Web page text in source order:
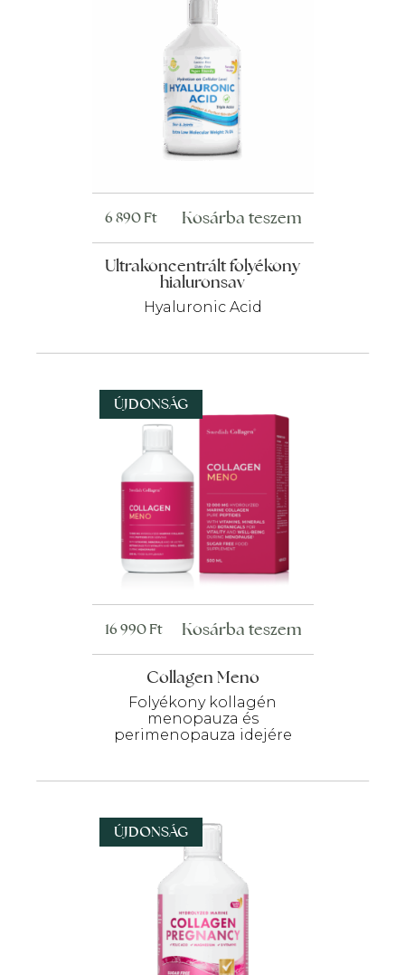
Ultrakoncentrált folyékony
hialuronsav
Hyaluronic Acid
6 890Ft Kosárba teszem
ÚJDONSÁG
Collagen Meno
Folyékony kollagén
menopauza és
perimenopauza idejére
16 990Ft Kosárba teszem
ÚJDONSÁG